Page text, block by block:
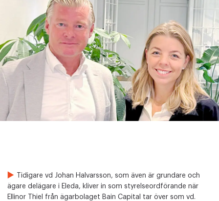
Tidigare vd Johan Halvarsson, som även är grundare och
ägare delägare i Eleda, kliver in som styrelseordförande när
Ellinor Thiel från ägarbolaget Bain Capital tar över som vd.